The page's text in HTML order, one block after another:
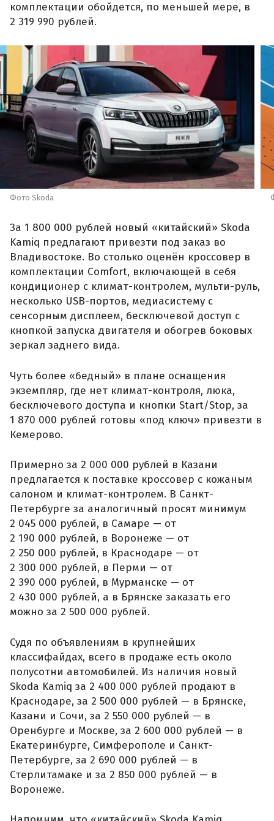
комплектации обойдется, по меньшей мере, в
2 319 990 рублей.
Фото Skoda
За 1 800 000 рублей новый «китайский» Skoda
Kamiq предлагают привезти под заказ во
Владивостоке. Во столько оценён кроссовер в
комплектации Comfort, включающей в себя
кондиционер с климат-контролем, мульти-руль,
несколько USB-портов, медиасистему с
сенсорным дисплеем, бесключевой доступ с
кнопкой запуска двигателя и обогрев боковых
зеркал заднего вида.
Чуть более «бедный» в плане оснащения
экземпляр, где нет климат-контроля, люка,
бесключевого доступа и кнопки Start/Stop, за
1 870 000 рублей готовы «под ключ» привезти в
Кемерово.
Примерно за 2 000 000 рублей в Казани
предлагается к поставке кроссовер с кожаным
салоном и климат-контролем. В Санкт-
Петербурге за аналогичный просят минимум
2 045 000 рублей, в Самаре — от
2 190 000 рублей, в Воронеже — от
2 250 000 рублей, в Краснодаре — от
2 300 000 рублей, в Перми — от
2 390 000 рублей, в Мурманске — от
2 430 000 рублей, а в Брянске заказать его
можно за 2 500 000 рублей.
Судя по объявлениям в крупнейших
классифайдах, всего в продаже есть около
полусотни автомобилей. Из наличия новый
Skoda Kamiq за 2 400 000 рублей продают в
Краснодаре, за 2 500 000 рублей — в Брянске,
Казани и Сочи, за 2 550 000 рублей — в
Оренбурге и Москве, за 2 600 000 рублей — в
Екатеринбурге, Симферополе и Санкт-
Петербурге, за 2 690 000 рублей — в
Стерлитамаке и за 2 850 000 рублей — в
Воронеже.